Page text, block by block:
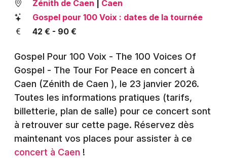
Foires & salons
Concerts
Sports
Soirées
Sorties famille
Mulhouse
Montpellier
Nice
Paris
Strasbourg
Toulouse
Toutes les villes
Zénith de Caen
Caen
Gospel pour 100 Voix : dates de la tournée
42 € - 90 €
Gospel Pour 100 Voix - The 100 Voices Of
Gospel - The Tour For Peace en concert à
Caen (Zénith de Caen ), le 23 janvier 2026.
Toutes les informations pratiques (tarifs,
billetterie, plan de salle) pour ce concert sont
à retrouver sur cette page. Réservez dès
maintenant vos places pour assister à ce
concert à Caen !